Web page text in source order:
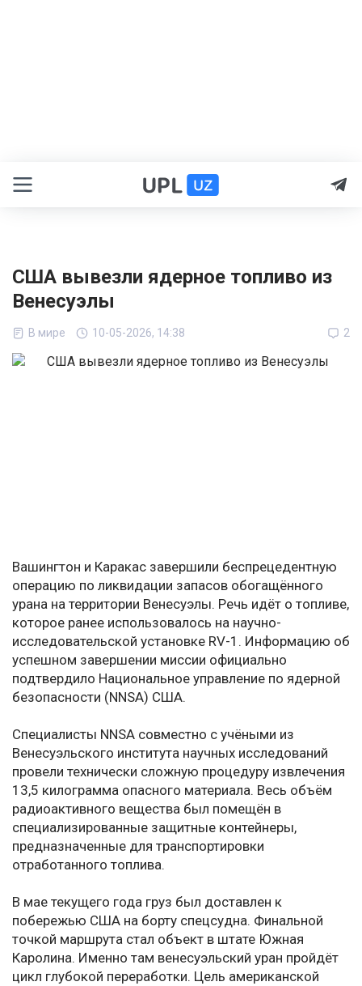
США вывезли ядерное топливо из
Венесуэлы
В мире 10-05-2026, 14:38 2
Вашингтон и Каракас завершили беспрецедентную
операцию по ликвидации запасов обогащённого
урана на территории Венесуэлы. Речь идёт о топливе,
которое ранее использовалось на научно-
исследовательской установке RV-1. Информацию об
успешном завершении миссии официально
подтвердило Национальное управление по ядерной
безопасности (NNSA) США.
Специалисты NNSA совместно с учёными из
Венесуэльского института научных исследований
провели технически сложную процедуру извлечения
13,5 килограмма опасного материала. Весь объём
радиоактивного вещества был помещён в
специализированные защитные контейнеры,
предназначенные для транспортировки
отработанного топлива.
В мае текущего года груз был доставлен к
побережью США на борту спецсудна. Финальной
точкой маршрута стал объект в штате Южная
Каролина. Именно там венесуэльский уран пройдёт
цикл глубокой переработки. Цель американской